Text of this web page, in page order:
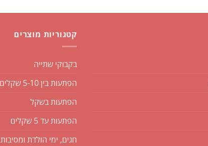
קטגוריות מוצרים
בקבוקי שתייה
הפתעות בין 5-10 שקלים
הפתעות בשקל
הפתעות עד 5 שקלים
חגים, ימי הולדת ומסיבות